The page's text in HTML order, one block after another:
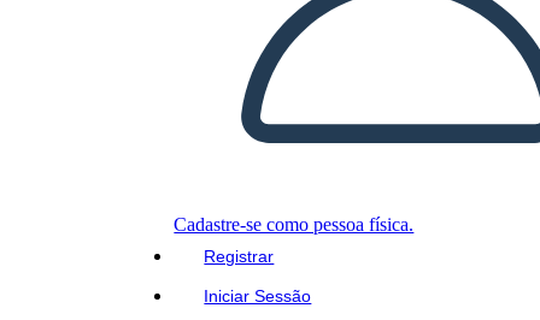
Cadastre-se como pessoa física.
Registrar
Iniciar Sessão